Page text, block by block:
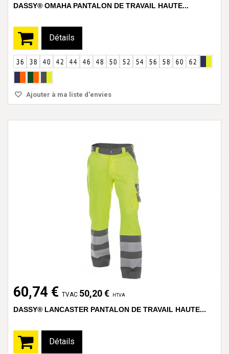
DASSY® OMAHA PANTALON DE TRAVAIL HAUTE...
Détails
Ajouter à ma liste d'envies
60,74 € TVAC 50,20 € HTVA
DASSY® LANCASTER PANTALON DE TRAVAIL HAUTE...
Détails